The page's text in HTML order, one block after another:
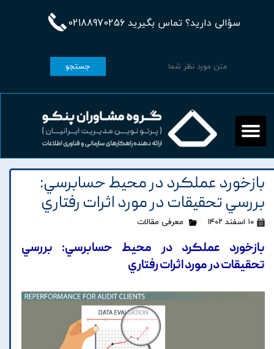
سؤالی دارید؟ تماس بگیرید 02188970256
جستجو
بازخورد عملکرد در محيط حسابرسي:
بررسي تحقيقات در مورد اثرات رفتاري
۱۰ اسفند ۱۴۰۲ معرفی مقالات
بازخورد عملکرد در محيط حسابرسي: بررسي
تحقيقات در مورد اثرات رفتاري